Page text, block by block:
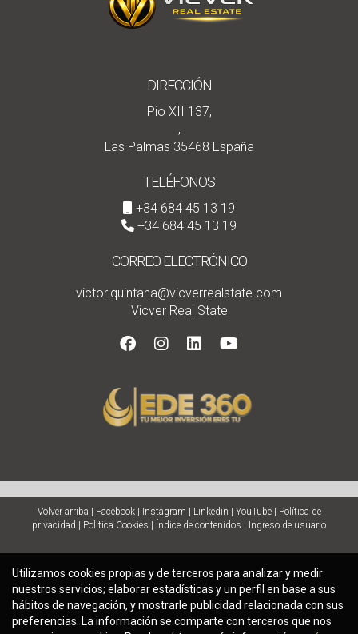
DIRECCIÓN
Pio XII 137,
,
Las Palmas 35468 España
TELÉFONOS
+34 684 45 13 19
+34 684 45 13 19
CORREO ELECTRÓNICO
victor.quintana@vicverrealstate.com
Vicver Real State
Volver arriba Facebook| Instagram Linkedin YouTube|
Política de
privacidad
Politica Cookies Índice de contenidos Ingreso de usuario
Utilizamos cookies propias y de terceros para analizar y medir
nuestros servicios; elaborar estadísticas y un perfil en base a sus
hábitos de navegación, y mostrarle publicidad relacionada con sus
preferencias. La información se comparte con terceros que nos